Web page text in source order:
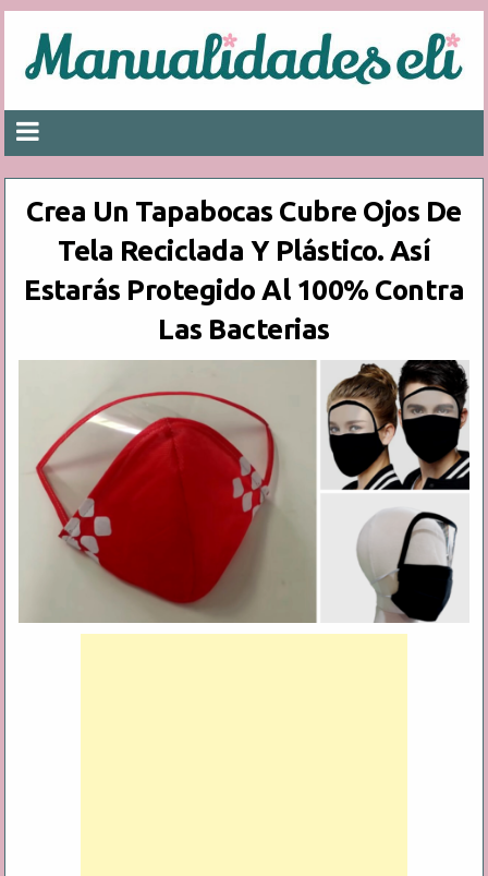
Crea Un Tapabocas Cubre Ojos De
Tela Reciclada Y Plástico. Así
Estarás Protegido Al 100% Contra
Las Bacterias